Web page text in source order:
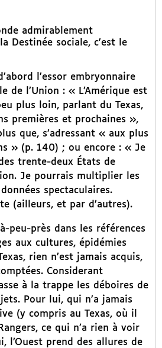
admirablement
Destinée sociale, c’est le
l’essor embryonnaire
de l’Union : « L’Amérique est
plus loin, parlant du Texas,
premières et prochaines »,
que, s’adressant « aux plus
» (p. 140) ; ou encore : « Je
trente-deux États de
Je pourrais multiplier les
spectaculaires.
(ailleurs, et par d’autres).
peu-près dans les références
aux cultures, épidémies
rien n’est jamais acquis,
Considerant
à la trappe les déboires de
Pour lui, qui n’a jamais
(y compris au Texas, où il
ce qui n’a rien à voir
l’Ouest prend des allures de